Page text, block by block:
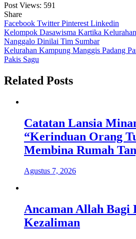
Post Views: 591
Share
Facebook TwitterPinterest Linkedin
Navigasi
pos
Kelompok Dasawisma Kartika
Nanggalo Dinilai Tim Sumbar
Kelurahan Kampung Manggis Padang
Pakis Sagu
Related Posts
Catatan Lansia
“Kerinduan Orang
Membina Rumah
Agustus 7, 2026
Ancaman Allah Bagi
Kezaliman